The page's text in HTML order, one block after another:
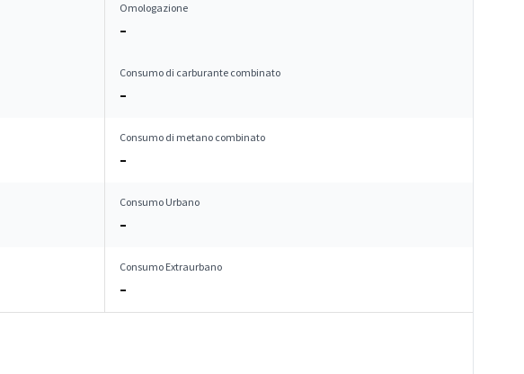
Omologazione
–
Consumo di carburante combinato
–
Consumo di metano combinato
–
Consumo Urbano
–
Consumo Extraurbano
–